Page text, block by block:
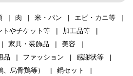
肉 米・パン
エビ・カニ等
トやチケット等
加工品等
家具・装飾品
美容
品 ファッション
感謝状等
、烏骨鶏等）
鍋セット